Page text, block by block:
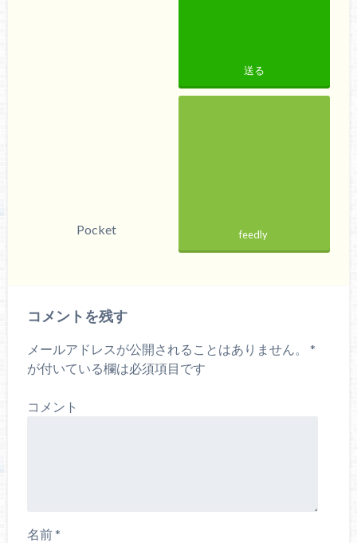
送る
Pocket feedly
コメントを残す
メールアドレスが公開されることはありません。
*
が付いている欄は必須項目です
コメント
名前*